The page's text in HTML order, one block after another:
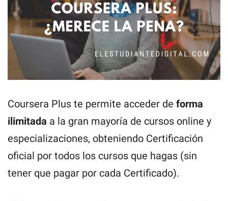
Coursera Plus te permite acceder de forma
ilimitada a la gran mayoría de cursos online y
especializaciones, obteniendo Certificación
oficial por todos los cursos que hagas (sin
tener que pagar por cada Certificado).